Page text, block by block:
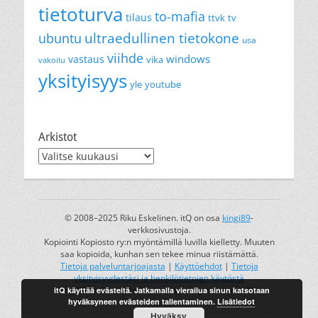
tietoturva tilaus to-mafia ttvk tv
ubuntu ultraedullinen tietokone usa
vakoilu vastaus viihde vika windows
yksityisyys yle youtube
Arkistot
Arkistot
© 2008–2025 Riku Eskelinen. itQ on osa kingi89-
verkkosivustoja.
Kopiointi Kopiosto ry:n myöntämillä luvilla kielletty. Muuten
saa kopioida, kunhan sen tekee minua riistämättä.
Tietoja palveluntarjoajasta | Käyttöehdot| Tietoja
yksityisyydestäsi ja henkilötietojen käytöstä
kingi89 on Riku Eskelisen rekisteröity tavaramerkki.
itQ käyttää evästeitä. Jatkamalla vierailua sinun katsotaan
hyväksyneen evästeiden tallentaminen.Lisätiedot